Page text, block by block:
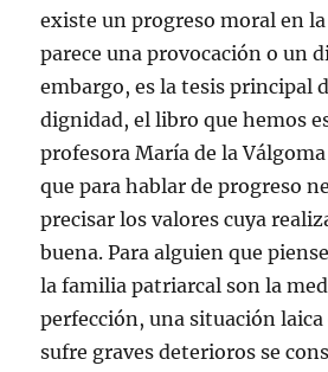
existe un progreso moral en
parece una provocación o un
embargo, es la tesis principal
dignidad, el libro que hemos
profesora María de la
que para hablar de progreso
precisar los valores cuya
buena. Para alguien que
la familia patriarcal son la
perfección, una situación
sufre graves deterioros se